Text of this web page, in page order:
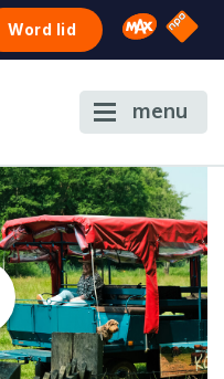
Word lid Omroep
NPO
menu